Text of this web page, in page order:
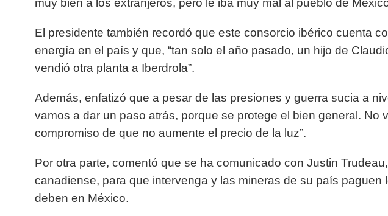
muy bien a los extranjeros, pero le iba muy mal al pueblo de
El presidente también recordó que este consorcio ibérico cuenta
energía en el país y que, “tan solo el año pasado, un hijo de
vendió otra planta a Iberdrola”.
Además, enfatizó que a pesar de las presiones y guerra sucia a
vamos a dar un paso atrás, porque se protege el bien general. No
compromiso de que no aumente el precio de la luz”.
Por otra parte, comentó que se ha comunicado con Justin
canadiense, para que intervenga y las mineras de su país paguen
deben en México.